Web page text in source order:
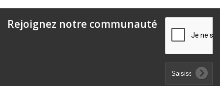
Rejoignez notre communauté